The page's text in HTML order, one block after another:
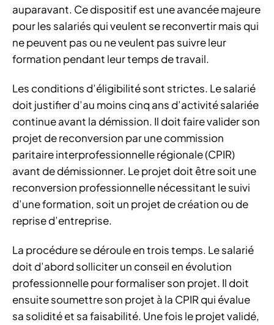
auparavant. Ce dispositif est une avancée majeure
pour les salariés qui veulent se reconvertir mais qui
ne peuvent pas ou ne veulent pas suivre leur
formation pendant leur temps de travail.
Les conditions d’éligibilité sont strictes. Le salarié
doit justifier d’au moins cinq ans d’activité salariée
continue avant la démission. Il doit faire valider son
projet de reconversion par une commission
paritaire interprofessionnelle régionale (CPIR)
avant de démissionner. Le projet doit être soit une
reconversion professionnelle nécessitant le suivi
d’une formation, soit un projet de création ou de
reprise d’entreprise.
La procédure se déroule en trois temps. Le salarié
doit d’abord solliciter un conseil en évolution
professionnelle pour formaliser son projet. Il doit
ensuite soumettre son projet à la CPIR qui évalue
sa solidité et sa faisabilité. Une fois le projet validé,